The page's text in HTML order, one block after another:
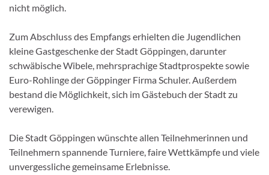
nicht möglich.
Zum Abschluss des Empfangs erhielten die Jugendlichen
kleine Gastgeschenke der Stadt Göppingen, darunter
schwäbische Wibele, mehrsprachige Stadtprospekte sowie
Euro-Rohlinge der Göppinger Firma Schuler. Außerdem
bestand die Möglichkeit, sich im Gästebuch der Stadt zu
verewigen.
Die Stadt Göppingen wünschte allen Teilnehmerinnen und
Teilnehmern spannende Turniere, faire Wettkämpfe und viele
unvergessliche gemeinsame Erlebnisse.